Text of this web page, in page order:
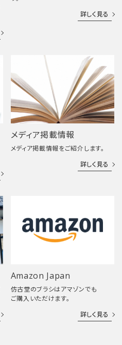
詳しく見る
メディア掲載情報
メディア掲載情報をご紹介します。
詳しく見る
Amazon Japan
仿古堂のブラシはアマゾンでも
ご購入いただけます。
詳しく見る